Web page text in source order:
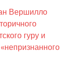
Вершилло
гуру и